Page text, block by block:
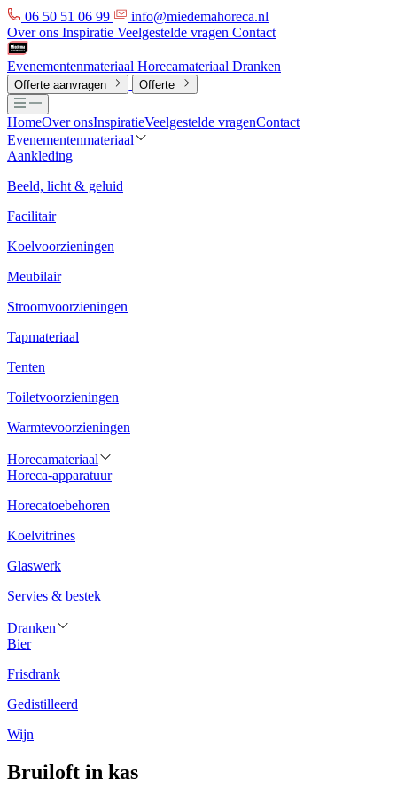
06 50 51 06 99
info@miedemahoreca.nl
Over ons Inspiratie Veelgestelde vragen Contact
Evenementenmateriaal Horecamateriaal Dranken
Offerte aanvragen Offerte
HomeOver onsInspiratieVeelgestelde vragenContact
Evenementenmateriaal
Aankleding
Beeld, licht & geluid
Facilitair
Koelvoorzieningen
Meubilair
Stroomvoorzieningen
Tapmateriaal
Tenten
Toiletvoorzieningen
Warmtevoorzieningen
Horecamateriaal
Horeca-apparatuur
Horecatoebehoren
Koelvitrines
Glaswerk
Servies & bestek
Dranken
Bier
Frisdrank
Gedistilleerd
Wijn
Bruiloft in kas